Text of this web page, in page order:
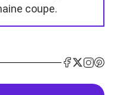
coupe.